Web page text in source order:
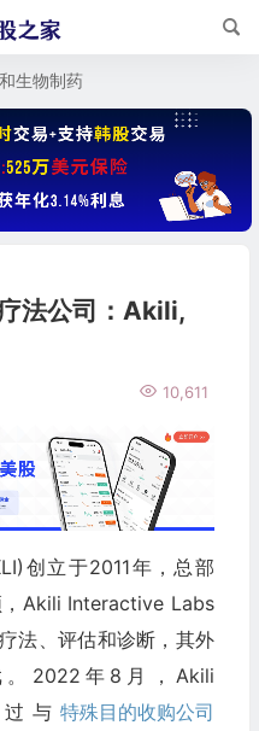
生物制药
法公司：Akili,
10,611
创立于2011年，总部
Akili Interactive Labs
法、评估和诊断，其外
2022年8月，Akili
过与 特殊目的收购公司